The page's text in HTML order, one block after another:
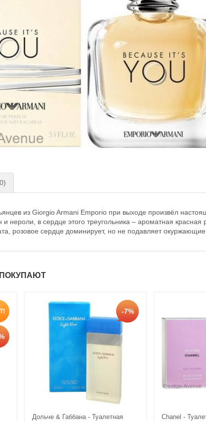
из Giorgio Armani Emporio при выходе произвёл
в сердце этого треугольника – ароматная
розовое сердце доминирует, но не подавляет
-7%
Дольче & Габбана - Туалетная
Сhanеl -